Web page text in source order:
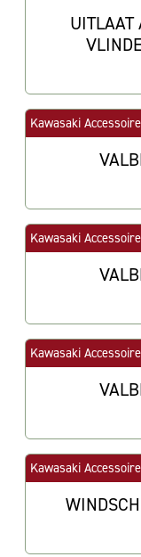
UITLAAT
Kawasaki
Kawasaki
Kawasaki
Kawasaki